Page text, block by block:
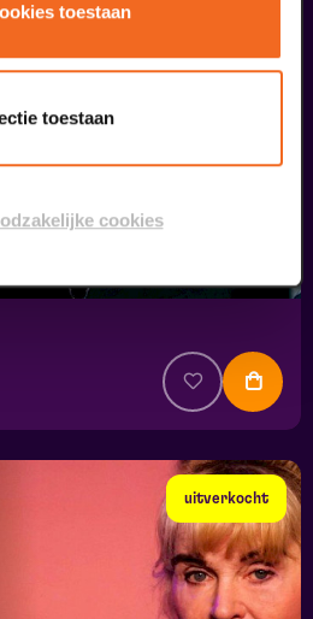
toestaan
toestaan
cookies
uitverkocht